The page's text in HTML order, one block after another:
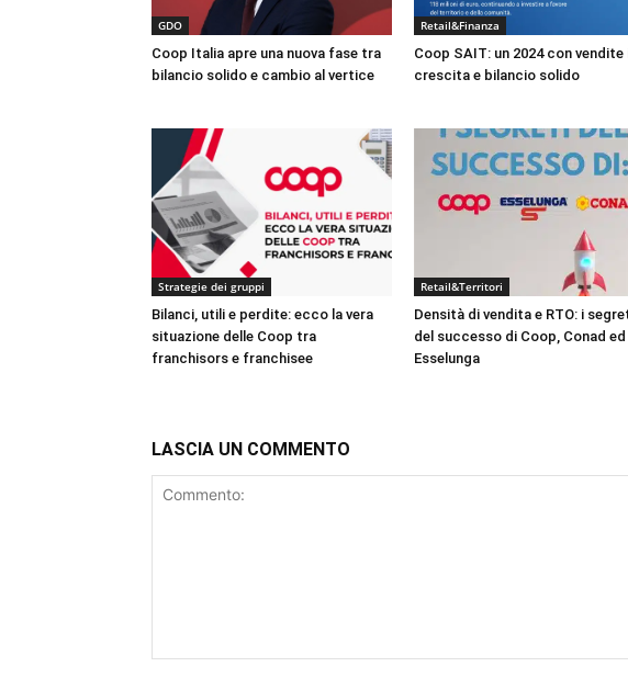
GDO
Coop Italia apre una nuova fase tra
bilancio solido e cambio al vertice
Retail&Finanza
Coop SAIT: un 2024 con vendite
crescita e bilancio solido
Strategie dei gruppi
Bilanci, utili e perdite: ecco la vera
situazione delle Coop tra
franchisors e franchisee
Retail&Territori
Densità di vendita e RTO: i
del successo di Coop, Conad ed
Esselunga
LASCIA UN COMMENTO